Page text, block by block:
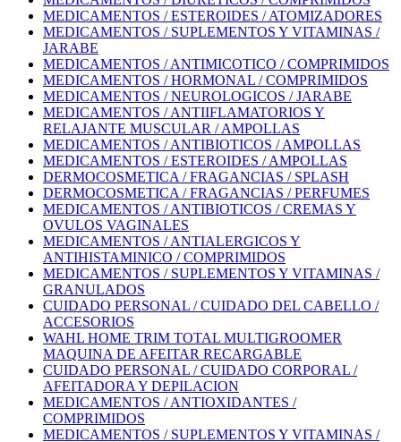
MEDICAMENTOS / ESTEROIDES / ATOMIZADORES
MEDICAMENTOS / SUPLEMENTOS Y VITAMINAS /
JARABE
MEDICAMENTOS / ANTIMICOTICO / COMPRIMIDOS
MEDICAMENTOS / HORMONAL / COMPRIMIDOS
MEDICAMENTOS / NEUROLOGICOS / JARABE
MEDICAMENTOS / ANTIIFLAMATORIOS Y
RELAJANTE MUSCULAR / AMPOLLAS
MEDICAMENTOS / ANTIBIOTICOS / AMPOLLAS
MEDICAMENTOS / ESTEROIDES / AMPOLLAS
DERMOCOSMETICA / FRAGANCIAS / SPLASH
DERMOCOSMETICA / FRAGANCIAS / PERFUMES
MEDICAMENTOS / ANTIBIOTICOS / CREMAS Y
OVULOS VAGINALES
MEDICAMENTOS / ANTIALERGICOS Y
ANTIHISTAMINICO / COMPRIMIDOS
MEDICAMENTOS / SUPLEMENTOS Y VITAMINAS /
GRANULADOS
CUIDADO PERSONAL / CUIDADO DEL CABELLO /
ACCESORIOS
WAHL HOME TRIM TOTAL MULTIGROOMER
MAQUINA DE AFEITAR RECARGABLE
CUIDADO PERSONAL / CUIDADO CORPORAL /
AFEITADORA Y DEPILACION
MEDICAMENTOS / ANTIOXIDANTES /
COMPRIMIDOS
MEDICAMENTOS / SUPLEMENTOS Y VITAMINAS /